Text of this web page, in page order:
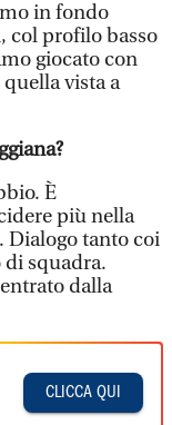
in fondo
col profilo basso
giocato con
vista a
È
più nella
Dialogo tanto coi
squadra.
dalla
CLICCA QUI